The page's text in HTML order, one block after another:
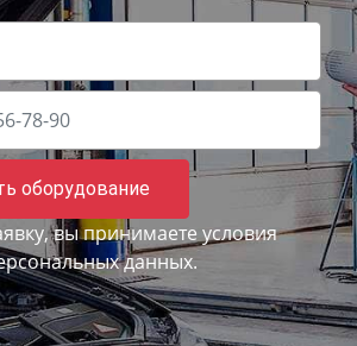
оборудование
вы принимаете условия
данных.